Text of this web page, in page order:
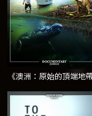
《澳洲：原始的頂端地